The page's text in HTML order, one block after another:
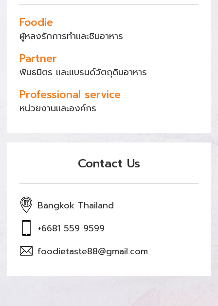
Foodie
ผู้หลงรักการทำและชิมอาหาร
Partner
พันธมิตร และแบรนด์วัตถุดิบอาหาร
Professional service
หน่วยงานและองค์กร
Contact Us
Bangkok Thailand
+6681 559 9599
foodietaste88@gmail.com